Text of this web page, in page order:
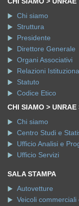
Chi siamo
Struttura
Presidente
Direttore Generale
Organi Associativi
Relazioni
Statuto
Codice Etico
CHI SIAMO > UNRAE
Chi siamo
Centro Studi e
Ufficio Analisi e
Ufficio Servizi
SALA STAMPA
Autovetture
Veicoli commerciali